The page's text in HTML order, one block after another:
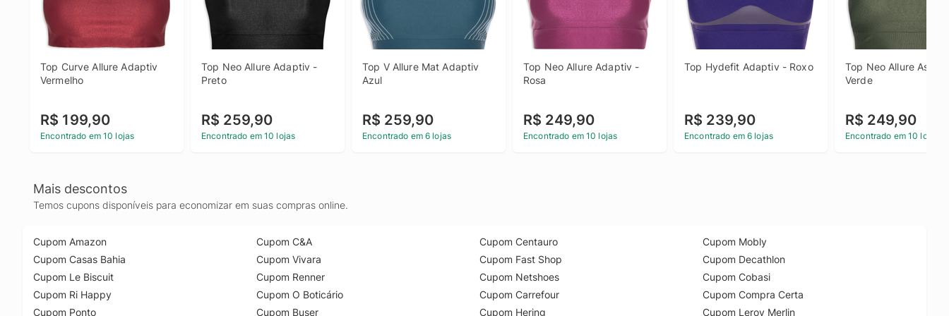
Top Curve Allure Adaptiv
Vermelho
R$ 199,90
Encontrado em 10 lojas
Top Neo Allure Adaptiv -
Preto
R$ 259,90
Encontrado em 10 lojas
Top V Allure Mat Adaptiv
Azul
R$ 259,90
Encontrado em 6 lojas
Top Neo Allure Adaptiv -
Rosa
R$ 249,90
Encontrado em 10 lojas
Top Hydefit Adaptiv - Roxo
R$ 239,90
Encontrado em 6 lojas
Top Neo Allure
Verde
R$ 249,90
Encontrado em 10 lojas
Mais descontos
Temos cupons disponíveis para economizar em suas compras online.
Cupom Amazon
Cupom Casas Bahia
Cupom Le Biscuit
Cupom Ri Happy
Cupom Ponto
Cupom C&A
Cupom Vivara
Cupom Renner
Cupom O Boticário
Cupom Buser
Cupom Centauro
Cupom Fast Shop
Cupom Netshoes
Cupom Carrefour
Cupom Hering
Cupom Mobly
Cupom Decathlon
Cupom Cobasi
Cupom Compra Certa
Cupom Leroy Merlin